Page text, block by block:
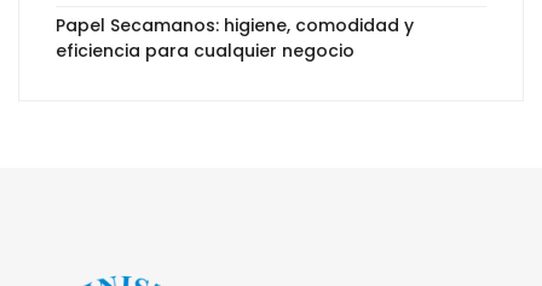
Papel Secamanos: higiene, comodidad y
eficiencia para cualquier negocio